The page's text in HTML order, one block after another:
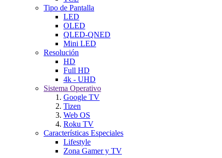
Tipo de Pantalla
LED
OLED
QLED-QNED
Mini LED
Resolución
HD
Full HD
4k - UHD
Sistema Operativo
Google TV
Tizen
Web OS
Roku TV
Características Especiales
Lifestyle
Zona Gamer y TV